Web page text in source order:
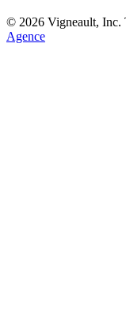
© 2026 Vigneault, Inc.
Agence